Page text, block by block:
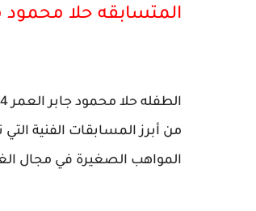
المتسابقه حلا
من أبرز المسابقات الفنية
المواهب الصغيرة في مجال